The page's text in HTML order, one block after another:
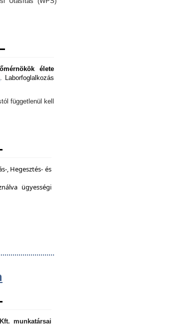
élete
. Laborfoglalkozás
függetlenül kell
, Hegesztés- és
ügyességi
munkatársai